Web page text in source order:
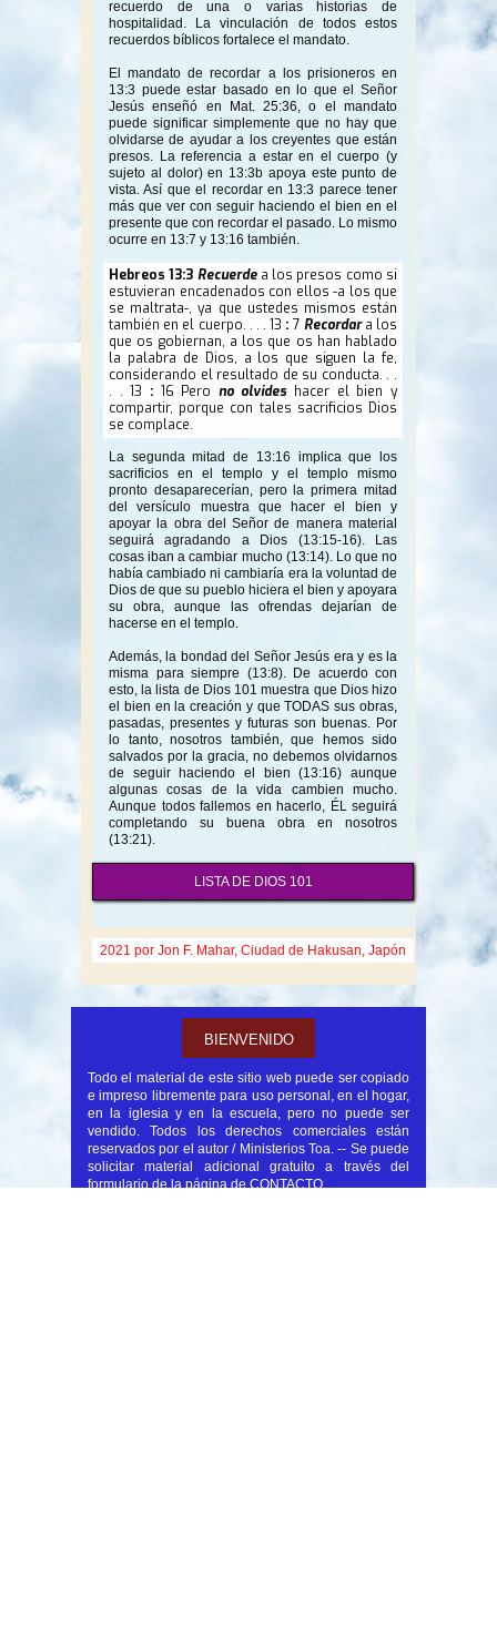
recuerdo de una o varias historias de
hospitalidad. La vinculación de todos estos
recuerdos bíblicos fortalece el mandato.
El mandato de recordar a los prisioneros en
13:3 puede estar basado en lo que el Señor
Jesús enseñó en Mat. 25:36, o el mandato
puede significar simplemente que no hay que
olvidarse de ayudar a los creyentes que están
presos. La referencia a estar en el cuerpo (y
sujeto al dolor) en 13:3b apoya este punto de
vista. Así que el recordar en 13:3 parece tener
más que ver con seguir haciendo el bien en el
presente que con recordar el pasado. Lo mismo
ocurre en 13:7 y 13:16 también.
Hebreos 13:3 Recuerde a los presos como si
estuvieran encadenados con ellos -a los que
se maltrata-, ya que ustedes mismos están
también en el cuerpo. . . . 13 : 7 Recordar a los
que os gobiernan, a los que os han hablado
la palabra de Dios, a los que siguen la fe,
considerando el resultado de su conducta. . .
. . 13 :16 Pero no olvides hacer el bien y
compartir, porque con tales sacrificios Dios
se complace.
La segunda mitad de 13:16 implica que los
sacrificios en el templo y el templo mismo
pronto desaparecerían, pero la primera mitad
del versículo muestra que hacer el bien y
apoyar la obra del Señor de manera material
seguirá agradando a Dios (13:15-16). Las
cosas iban a cambiar mucho (13:14). Lo que no
había cambiado ni cambiaría era la voluntad de
Dios de que su pueblo hiciera el bien y apoyara
su obra, aunque las ofrendas dejarían de
hacerse en el templo.
Además, la bondad del Señor Jesús era y es la
misma para siempre (13:8). De acuerdo con
esto, la lista de Dios 101 muestra que Dios hizo
el bien en la creación y que TODAS sus obras,
pasadas, presentes y futuras son buenas. Por
lo tanto, nosotros también, que hemos sido
salvados por la gracia, no debemos olvidarnos
de seguir haciendo el bien (13:16) aunque
algunas cosas de la vida cambien mucho.
Aunque todos fallemos en hacerlo, ÉL seguirá
completando su buena obra en nosotros
(13:21).
LISTA DE DIOS 101
2021 por Jon F. Mahar, Ciudad de Hakusan, Japón
BIENVENIDO
Todo el material de este sitio web puede ser copiado
e impreso libremente para uso personal, en el hogar,
en la iglesia y en la escuela, pero no puede ser
vendido. Todos los derechos comerciales están
reservados por el autor / Ministerios Toa. -- Se puede
solicitar material adicional gratuito a través del
formulario de la página de CONTACTO.